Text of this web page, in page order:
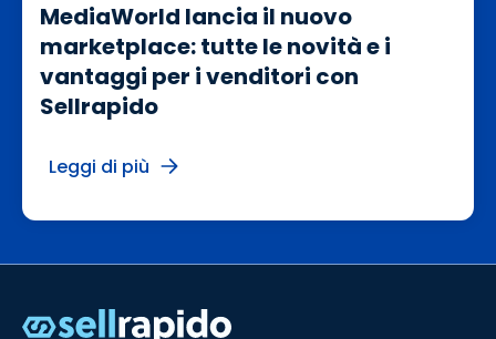
MediaWorld lancia il nuovo
marketplace: tutte le novità e i
vantaggi per i venditori con
Sellrapido
Leggi di più